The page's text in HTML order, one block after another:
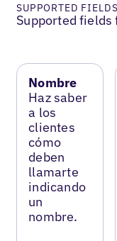
SUPPORTED FIELDS
Supported
Nombre
Haz saber
a los
clientes
cómo
deben
llamarte
indicando
un
nombre.